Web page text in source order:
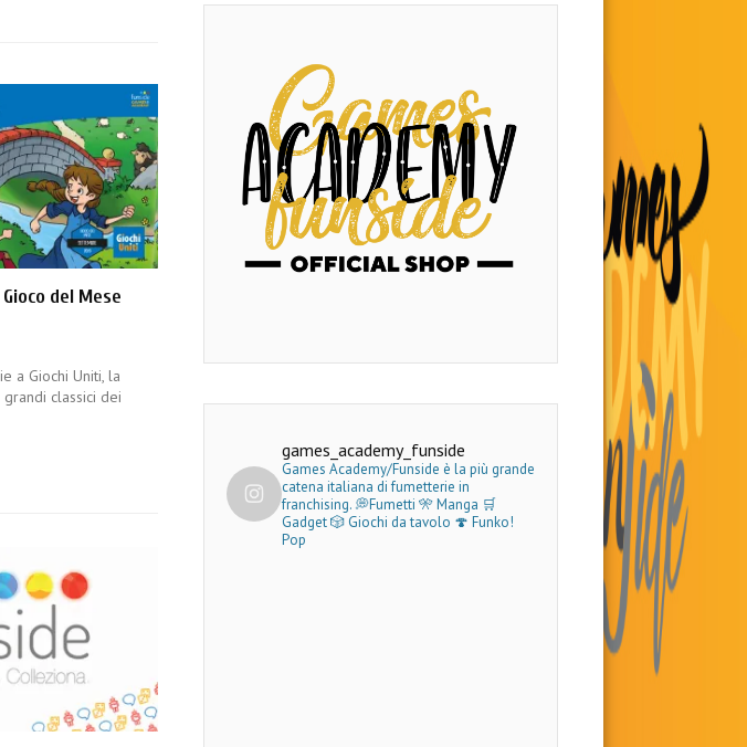
del Mese
a Giochi Uniti, la
classici dei
games_academy_funside
Games Academy/Funside è la più grande
catena italiana di fumetterie in
franchising.💭Fumetti 🎌 Manga 🛒
Gadget🎲 Giochi da tavolo 🍄 Funko!
Pop